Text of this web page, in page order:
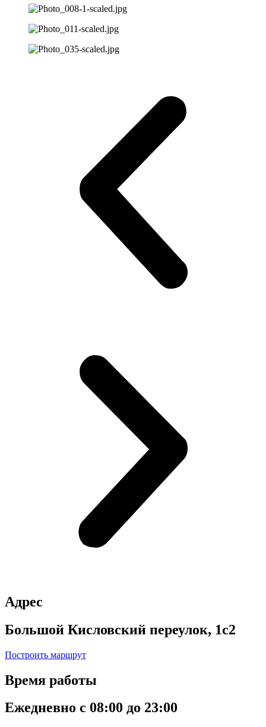
Адрес
Большой Кисловский переулок, 1с2
Построить маршрут
Время работы
Ежедневно с 08:00 до 23:00